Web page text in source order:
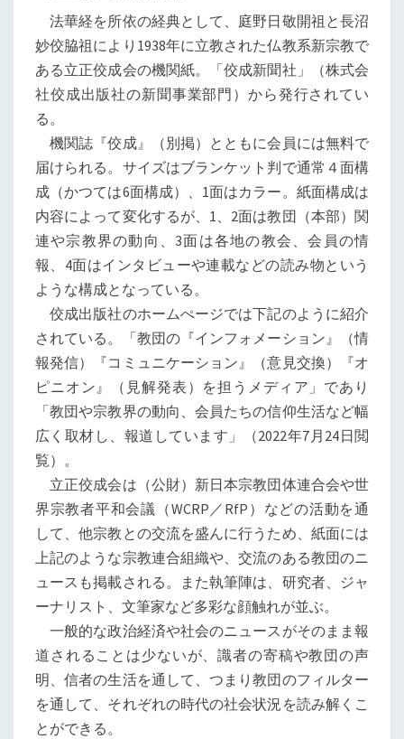
法華経を所依の経典として、庭野日敬開祖と長沼
妙佼脇祖により1938年に立教された仏教系新宗教で
ある立正佼成会の機関紙。「佼成新聞社」（株式会
社佼成出版社の新聞事業部門）から発行されてい
る。
機関誌『佼成』（別掲）とともに会員には無料で
届けられる。サイズはブランケット判で通常４面構
成（かつては6面構成）、1面はカラー。紙面構成は
内容によって変化するが、1、2面は教団（本部）関
連や宗教界の動向、3面は各地の教会、会員の情
報、4面はインタビューや連載などの読み物という
ような構成となっている。
佼成出版社のホームぺージでは下記のように紹介
されている。「教団の『インフォメーション』（情
報発信）『コミュニケーション』（意見交換）『オ
ピニオン』（見解発表）を担うメディア」であり
「教団や宗教界の動向、会員たちの信仰生活など幅
広く取材し、報道しています」（2022年7月24日閲
覧）。
立正佼成会は（公財）新日本宗教団体連合会や世
界宗教者平和会議（WCRP／RfP）などの活動を通
して、他宗教との交流を盛んに行うため、紙面には
上記のような宗教連合組織や、交流のある教団のニ
ュースも掲載される。また執筆陣は、研究者、ジャ
ーナリスト、文筆家など多彩な顔触れが並ぶ。
一般的な政治経済や社会のニュースがそのまま報
道されることは少ないが、識者の寄稿や教団の声
明、信者の生活を通して、つまり教団のフィルター
を通して、それぞれの時代の社会状況を読み解くこ
とができる。